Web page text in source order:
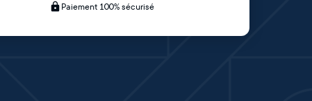
Paiement 100% sécurisé